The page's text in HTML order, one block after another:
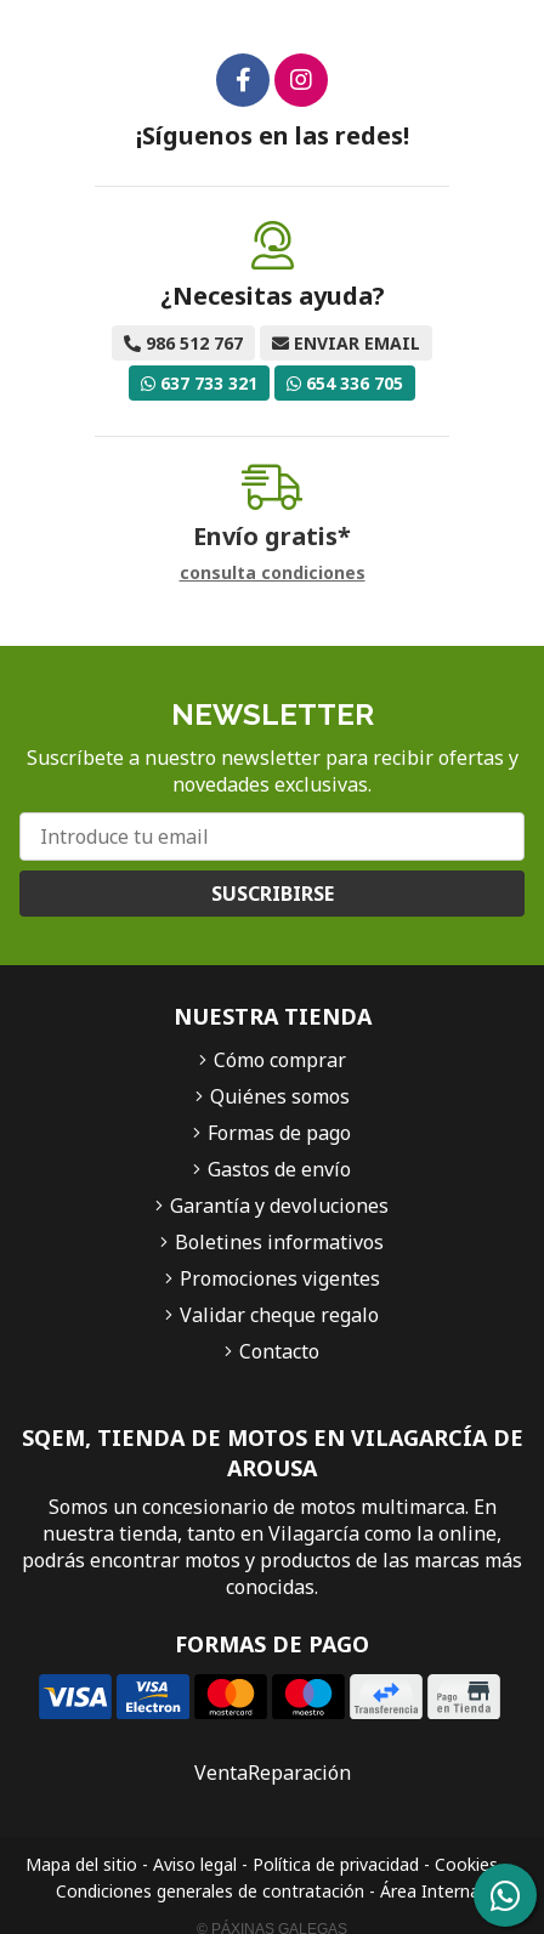
¡Síguenos en las redes!
¿Necesitas ayuda?
986 512 767
ENVIAR EMAIL
637 733 321
654 336 705
Envío gratis*
consulta condiciones
NEWSLETTER
Suscríbete a nuestro newsletter para recibir ofertas y
novedades exclusivas.
SUSCRIBIRSE
SQEM, TIENDA DE MOTOS EN VILAGARCÍA DE
AROUSA
Somos un concesionario de motos multimarca. En
nuestra tienda, tanto en Vilagarcía como la online,
podrás encontrar motos y productos de las marcas más
conocidas.
FORMAS DE PAGO
NUESTRA TIENDA
Cómo comprar
Quiénes somos
Formas de pago
Gastos de envío
Garantía y devoluciones
Boletines informativos
Promociones vigentes
Validar cheque regalo
Contacto
VentaReparación
Mapa del sitio - Aviso legal - Política de privacidad - Cookies-
Condiciones generales de contratación - Área Interna
© PÁXINAS GALEGAS